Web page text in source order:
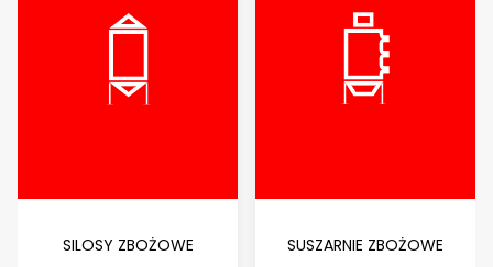
SILOSY ZBOŻOWE SUSZARNIE ZBOŻOWE